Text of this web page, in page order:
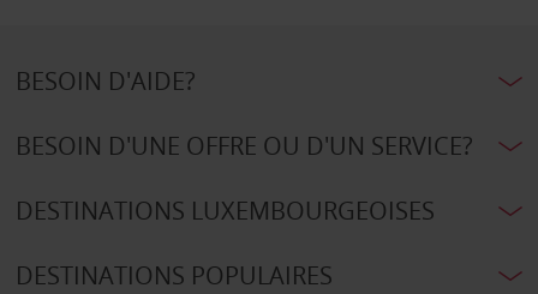
BESOIN D'AIDE?
BESOIN D'UNE OFFRE OU D'UN SERVICE?
DESTINATIONS LUXEMBOURGEOISES
DESTINATIONS POPULAIRES